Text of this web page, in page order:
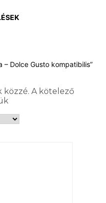
Dolce Gusto kompatibilis”
közzé. A kötelező